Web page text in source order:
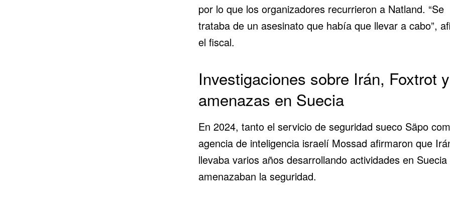
por lo que los organizadores recurrieron a Natland. “Se
trataba de un asesinato que había que llevar a cabo”,
el fiscal.
Investigaciones sobre Irán, Foxtrot y
amenazas en Suecia
En 2024, tanto el servicio de seguridad sueco Säpo
agencia de inteligencia israelí Mossad afirmaron que
llevaba varios años desarrollando actividades en Suecia
amenazaban la seguridad.